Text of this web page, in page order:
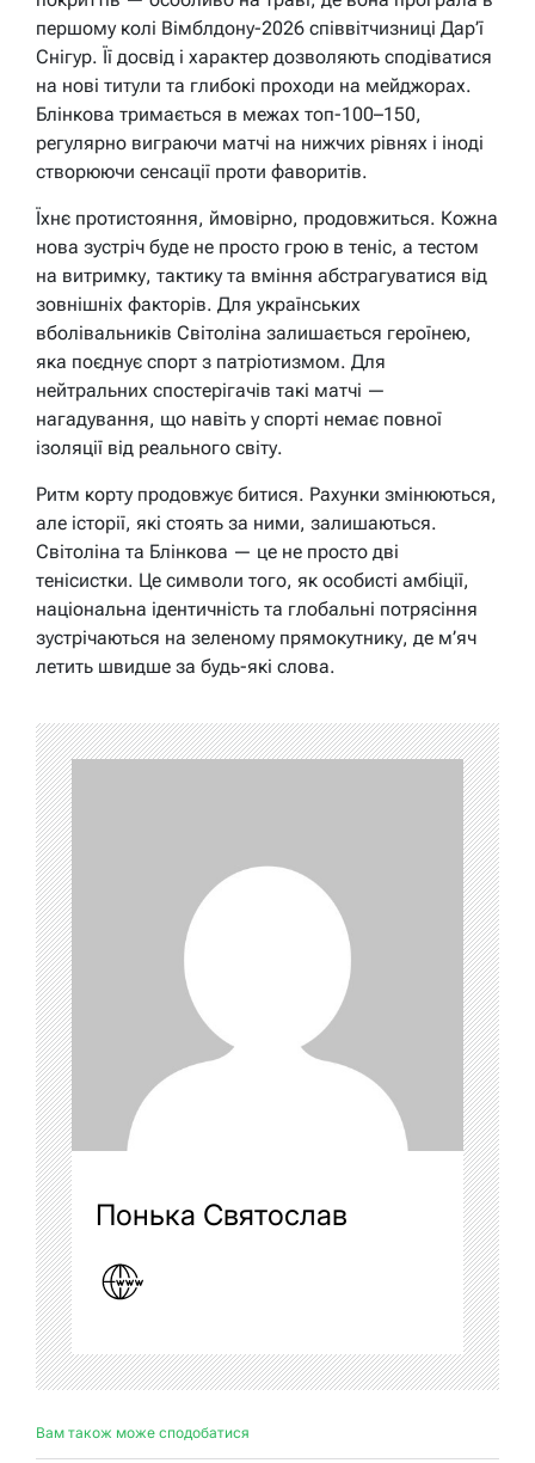
першому колі Вімблдону-2026 співвітчизниці Дар’ї
Снігур. Її досвід і характер дозволяють сподіватися
на нові титули та глибокі проходи на мейджорах.
Блінкова тримається в межах топ-100–150,
регулярно виграючи матчі на нижчих рівнях і іноді
створюючи сенсації проти фаворитів.
Їхнє протистояння, ймовірно, продовжиться. Кожна
нова зустріч буде не просто грою в теніс, а тестом
на витримку, тактику та вміння абстрагуватися від
зовнішніх факторів. Для українських
вболівальників Світоліна залишається героїнею,
яка поєднує спорт з патріотизмом. Для
нейтральних спостерігачів такі матчі —
нагадування, що навіть у спорті немає повної
ізоляції від реального світу.
Ритм корту продовжує битися. Рахунки змінюються,
але історії, які стоять за ними, залишаються.
Світоліна та Блінкова — це не просто дві
тенісистки. Це символи того, як особисті амбіції,
національна ідентичність та глобальні потрясіння
зустрічаються на зеленому прямокутнику, де м’яч
летить швидше за будь-які слова.
Понька Святослав
Вам також може сподобатися